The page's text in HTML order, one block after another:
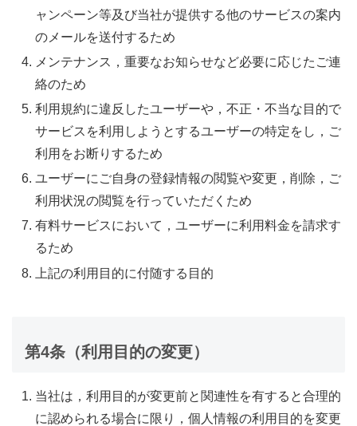
ャンペーン等及び当社が提供する他のサービスの案内
のメールを送付するため
メンテナンス，重要なお知らせなど必要に応じたご連
絡のため
利用規約に違反したユーザーや，不正・不当な目的で
サービスを利用しようとするユーザーの特定をし，ご
利用をお断りするため
ユーザーにご自身の登録情報の閲覧や変更，削除，ご
利用状況の閲覧を行っていただくため
有料サービスにおいて，ユーザーに利用料金を請求す
るため
上記の利用目的に付随する目的
第4条（利用目的の変更）
当社は，利用目的が変更前と関連性を有すると合理的
に認められる場合に限り，個人情報の利用目的を変更